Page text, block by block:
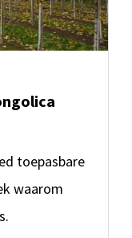
toepasbare
waarom